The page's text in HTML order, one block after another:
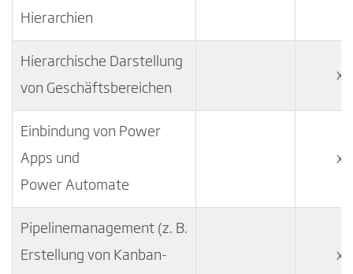
Hierarchien
Hierarchische Darstellung
von Geschäftsbereichen
x
Einbindung von Power
Apps und
Power Automate
x
Pipelinemanagement (z. B.
Erstellung von Kanban-
x